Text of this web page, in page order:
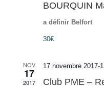
BOURQUIN
a définir Belfort
30€
NOV
17
2017
17 novembre 2017-
Club PME –